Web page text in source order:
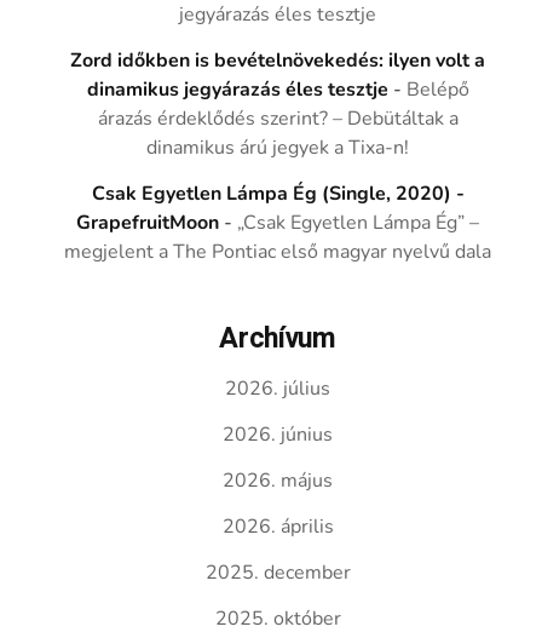
jegyárazás éles tesztje
Zord időkben is bevételnövekedés: ilyen volt a
dinamikus jegyárazás éles tesztje - Belépő
árazás érdeklődés szerint? – Debütáltak a
dinamikus árú jegyek a Tixa-n!
Csak Egyetlen Lámpa Ég (Single, 2020) -
GrapefruitMoon - „Csak Egyetlen Lámpa Ég” –
megjelent a The Pontiac első magyar nyelvű dala
Archívum
2026. július
2026. június
2026. május
2026. április
2025. december
2025. október